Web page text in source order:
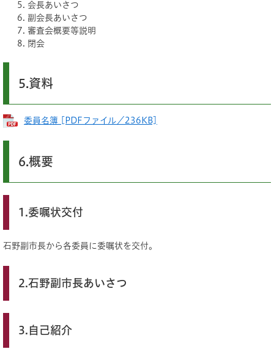
会長あいさつ
副会長あいさつ
審査会概要等説明
閉会
5.資料
委員名簿 [PDFファイル／236KB]
6.概要
1.委嘱状交付
石野副市長から各委員に委嘱状を交付。
2.石野副市長あいさつ
3.自己紹介